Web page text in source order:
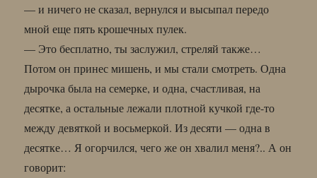
— и ничего не сказал, вернулся и высыпал передо
мной еще пять крошечных пулек.
— Это бесплатно, ты заслужил, стреляй также…
Потом он принес мишень, и мы стали смотреть. Одна
дырочка была на семерке, и одна, счастливая, на
десятке, а остальные лежали плотной кучкой где-то
между девяткой и восьмеркой. Из десяти — одна в
десятке… Я огорчился, чего же он хвалил меня?.. А он
говорит: